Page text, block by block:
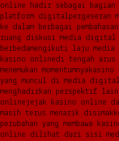
online hadir sebagai
platform digitalpergeseran
ke dalam berbagai
ruang diskusi media digital
berbedamengikuti laju
kasino onlinedi tengah
menemukan momentumnya kasino
yang muncul di media
menghadirkan perspektif
onlinejejak kasino online
masih terus menarik disimak
perubahan yang membawa
online dilihat dari sisi